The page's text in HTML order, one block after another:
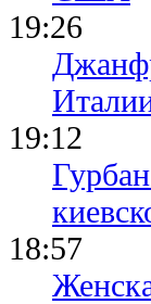
19:26
19:12
18:57